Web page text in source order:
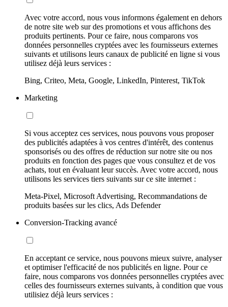
Avec votre accord, nous vous informons également en dehors
de notre site web sur des promotions et vous affichons des
produits pertinents. Pour ce faire, nous comparons vos
données personnelles cryptées avec les fournisseurs externes
suivants et utilisons leurs canaux de publicité en ligne si vous
utilisez déjà leurs services :
Bing, Criteo, Meta, Google, LinkedIn, Pinterest, TikTok
Marketing
Si vous acceptez ces services, nous pouvons vous proposer
des publicités adaptées à vos centres d'intérêt, des contenus
sponsorisés ou des offres de réduction sur notre site ou nos
produits en fonction des pages que vous consultez et de vos
achats, tout en évaluant leur succès. Avec votre accord, nous
utilisons les services tiers suivants sur ce site internet :
Meta-Pixel, Microsoft Advertising, Recommandations de
produits basées sur les clics, Ads Defender
Conversion-Tracking avancé
En acceptant ce service, nous pouvons mieux suivre, analyser
et optimiser l'efficacité de nos publicités en ligne. Pour ce
faire, nous comparons vos données personnelles cryptées avec
celles des fournisseurs externes suivants, à condition que vous
utilisiez déjà leurs services :